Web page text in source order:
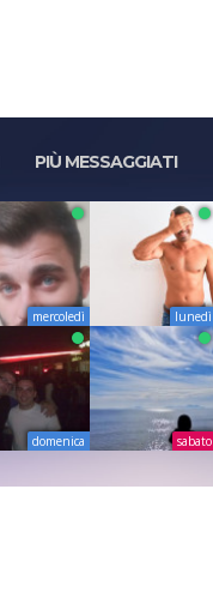
PIÙ MESSAGGIATI
mercoledì lunedì
domenica sabato